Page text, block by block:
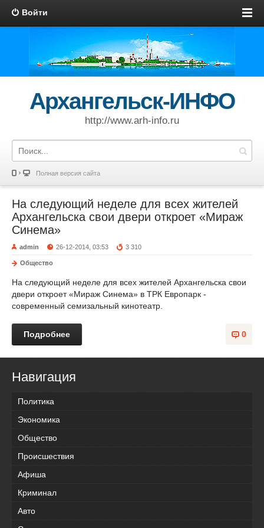
Войти
Архангельск-ИНФО
http://www.arh-info.ru
Полная версия сайта
На следующий неделе для всех жителей
Архангельска свои двери откроет «Мираж
Синема»
admin 26-12-2014, 03:53 3 310
Общество
На следующий неделе для всех жителей Архангельска свои
двери откроет «Мираж Синема» в ТРК Европарк -
современный семизальный кинотеатр.
0
Подробнее
Навигация
Политика
Экономика
Общество
Происшествия
Афиша
Криминал
Авто